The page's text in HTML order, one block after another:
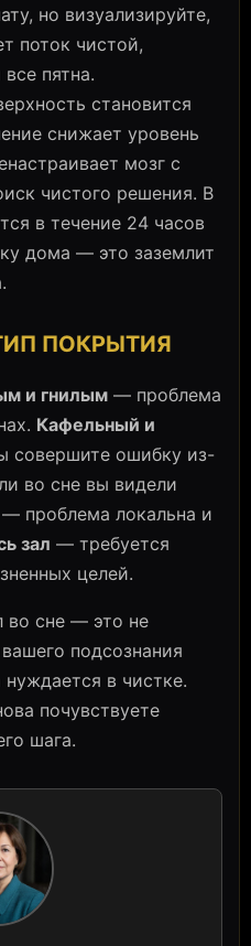
но визуализируйте,
поток чистой,
пятна.
становится
снижает уровень
мозг с
чистого решения. В
в течение 24 часов
дома — это заземлит
ПОКРЫТИЯ
и гнилым — проблема
Кафельный и
совершите ошибку из-
во сне вы видели
— проблема локальна и
зал — требуется
целей.
во сне — это не
подсознания
в чистке.
почувствуете
шага.